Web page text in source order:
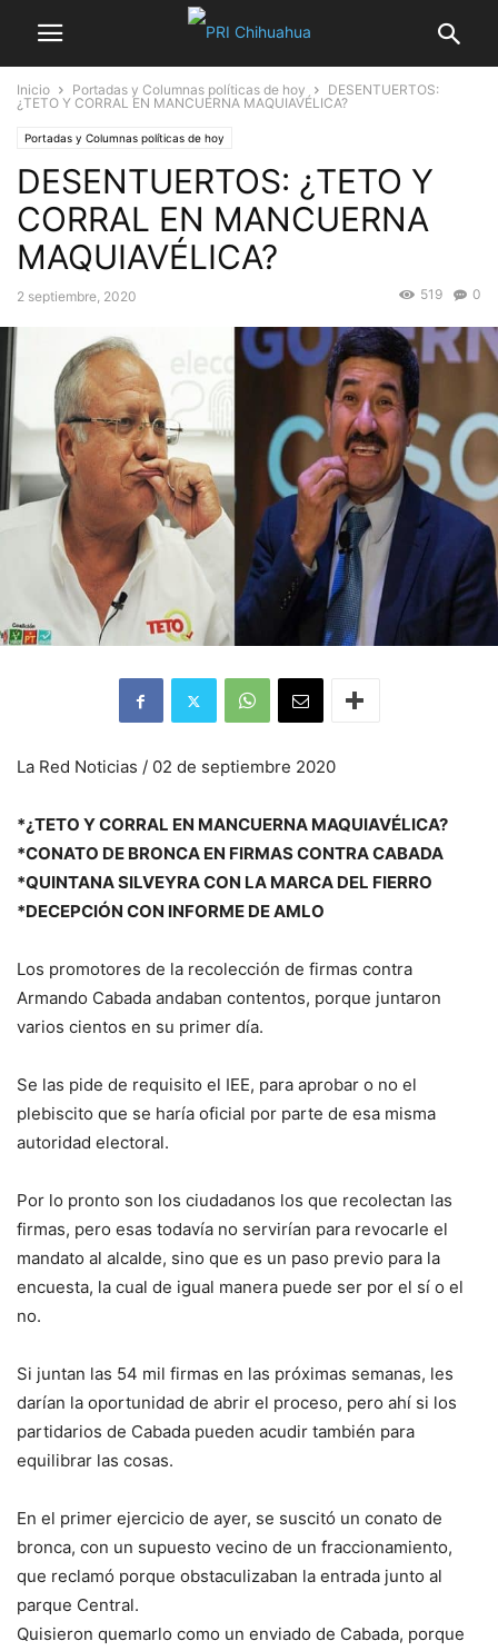
Inicio Portadas y Columnas políticas de hoy
DESENTUERTOS:
¿TETO Y CORRAL EN MANCUERNA MAQUIAVÉLICA?
Portadas y Columnas políticas de hoy
DESENTUERTOS: ¿TETO Y
CORRAL EN MANCUERNA
MAQUIAVÉLICA?
2 septiembre, 2020 0
519
La Red Noticias / 02 de septiembre 2020
*¿TETO Y CORRAL EN MANCUERNA MAQUIAVÉLICA?
*CONATO DE BRONCA EN FIRMAS CONTRA CABADA
*QUINTANA SILVEYRA CON LA MARCA DEL FIERRO
*DECEPCIÓN CON INFORME DE AMLO
Los promotores de la recolección de firmas contra
Armando Cabada andaban contentos, porque juntaron
varios cientos en su primer día.
Se las pide de requisito el IEE, para aprobar o no el
plebiscito que se haría oficial por parte de esa misma
autoridad electoral.
Por lo pronto son los ciudadanos los que recolectan las
firmas, pero esas todavía no servirían para revocarle el
mandato al alcalde, sino que es un paso previo para la
encuesta, la cual de igual manera puede ser por el sí o el
no.
Si juntan las 54 mil firmas en las próximas semanas, les
darían la oportunidad de abrir el proceso, pero ahí si los
partidarios de Cabada pueden acudir también para
equilibrar las cosas.
En el primer ejercicio de ayer, se suscitó un conato de
bronca, con un supuesto vecino de un fraccionamiento,
que reclamó porque obstaculizaban la entrada junto al
parque Central.
Quisieron quemarlo como un enviado de Cabada, porque